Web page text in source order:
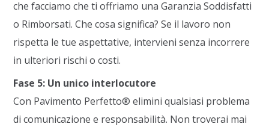
che facciamo che ti offriamo una Garanzia Soddisfatti
o Rimborsati. Che cosa significa? Se il lavoro non
rispetta le tue aspettative, intervieni senza incorrere
in ulteriori rischi o costi.
Fase 5: Un unico interlocutore
Con Pavimento Perfetto® elimini qualsiasi problema
di comunicazione e responsabilità. Non troverai mai